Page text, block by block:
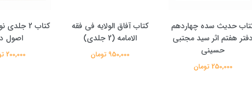
کتاب آفاق الولایه فی فقه
الامامه (2 جلدی)
950,000 تومان
کتاب 2 جلدی نور هدایت در
اصول دین
200,000 تومان
کتاب پویش
علیرضا
350,000 تومان